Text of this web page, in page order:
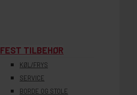
FEST TILBEHØR
KØL/FRYS
SERVICE
BORDE OG STOLE